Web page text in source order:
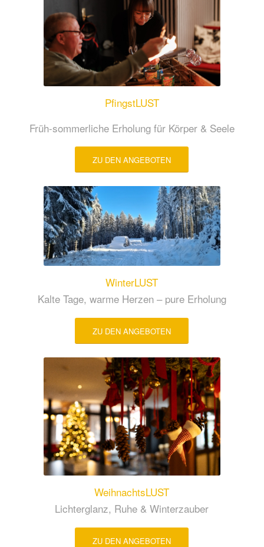
PfingstLUST
Früh-sommerliche Erholung für Körper & Seele
ZU DEN ANGEBOTEN
WinterLUST
Kalte Tage, warme Herzen – pure Erholung
ZU DEN ANGEBOTEN
WeihnachtsLUST
Lichterglanz, Ruhe & Winterzauber
ZU DEN ANGEBOTEN